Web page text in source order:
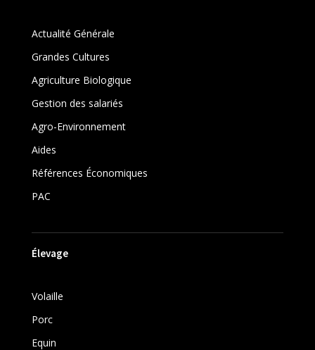
Actualité Générale
Grandes Cultures
Agriculture Biologique
Gestion des salariés
Agro-Environnement
Aides
Références Économiques
PAC
Élevage
Volaille
Porc
Equin